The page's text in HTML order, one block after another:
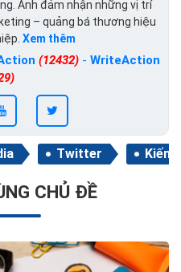
Anh đảm nhận những vị trí
– quảng bá thương hiệu
Xem thêm
(12432)- WriteAction
Twitter
CHỦ ĐỀ